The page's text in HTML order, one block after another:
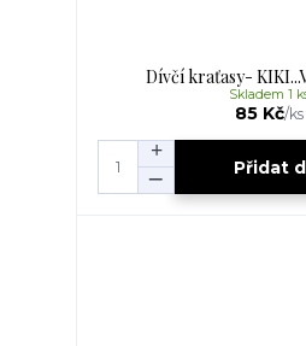
Dívčí kraťasy-
85 Kč/ks
Skladem 1
Přidat